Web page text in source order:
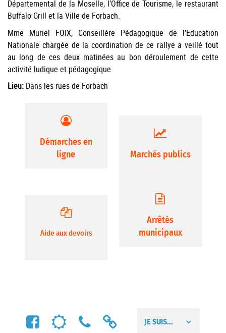
Départemental de la Moselle, l’Office de Tourisme, le restaurant
Buffalo Grill et la Ville de Forbach.
Mme Muriel FOIX, Conseillère Pédagogique de l’Education
Nationale chargée de la coordination de ce rallye a veillé tout
au long de ces deux matinées au bon déroulement de cette
activité ludique et pédagogique.
Lieu: Dans les rues de Forbach
Démarches en
ligne
Marchés publics
Aide aux devoirs
Arrêtés
municipaux